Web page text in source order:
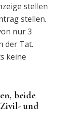
stellen
stellen.
nur 3
der Tat.
keine
beide
und